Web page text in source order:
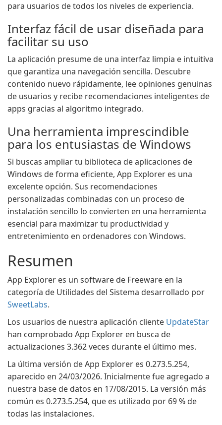
para usuarios de todos los niveles de experiencia.
Interfaz fácil de usar diseñada para
facilitar su uso
La aplicación presume de una interfaz limpia e intuitiva
que garantiza una navegación sencilla. Descubre
contenido nuevo rápidamente, lee opiniones genuinas
de usuarios y recibe recomendaciones inteligentes de
apps gracias al algoritmo integrado.
Una herramienta imprescindible
para los entusiastas de Windows
Si buscas ampliar tu biblioteca de aplicaciones de
Windows de forma eficiente, App Explorer es una
excelente opción. Sus recomendaciones
personalizadas combinadas con un proceso de
instalación sencillo lo convierten en una herramienta
esencial para maximizar tu productividad y
entretenimiento en ordenadores con Windows.
Resumen
App Explorer es un software de Freeware en la
categoría de Utilidades del Sistema desarrollado por
SweetLabs.
Los usuarios de nuestra aplicación cliente UpdateStar
han comprobado App Explorer en busca de
actualizaciones 3.362 veces durante el último mes.
La última versión de App Explorer es 0.273.5.254,
aparecido en 24/03/2026. Inicialmente fue agregado a
nuestra base de datos en 17/08/2015. La versión más
común es 0.273.5.254, que es utilizado por 69 % de
todas las instalaciones.